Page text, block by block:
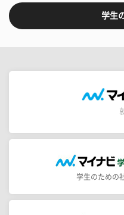
学生
学生のための